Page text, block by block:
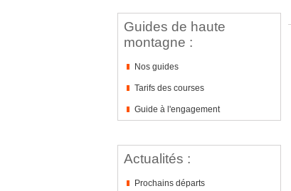
Guides de haute
montagne :
Nos guides
Tarifs des courses
Guide à l'engagement
Actualités :
Prochains départs